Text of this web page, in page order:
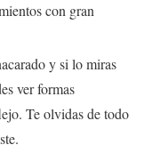
con gran
y si lo miras
ver formas
Te olvidas de todo